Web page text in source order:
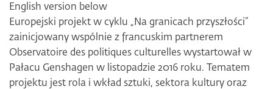
English version below
Europejski projekt w cyklu „Na granicach przyszłości”
zainicjowany wspólnie z francuskim partnerem
Observatoire des politiques culturelles wystartował w
Pałacu Genshagen w listopadzie 2016 roku. Tematem
projektu jest rola i wkład sztuki, sektora kultury oraz